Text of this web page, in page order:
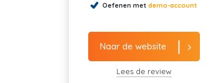
Oefenen met demo-account
Naar de website
Lees de review